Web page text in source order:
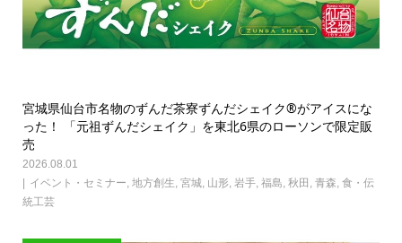
宮城県仙台市名物のずんだ茶寮ずんだシェイク®がアイスにな
った！ 「元祖ずんだシェイク」を東北6県のローソンで限定販
売
2026.08.01
イベント・セミナー, 地方創生, 宮城, 山形, 岩手, 福島, 秋田 , 青森, 食・伝
統工芸